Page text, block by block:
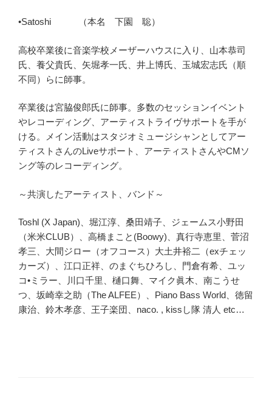
•Satoshi （本名 下園 聡）
高校卒業後に音楽学校メーザーハウスに入り、山本恭司
氏、養父貴氏、矢堀孝一氏、井上博氏、玉城宏志氏（順
不同）らに師事。
卒業後は宮脇俊郎氏に師事。多数のセッションイベント
やレコーディング、アーティストライヴサポートを手が
ける。メイン活動はスタジオミュージシャンとしてアー
ティストさんのLiveサポート、アーティストさんやCMソ
ング等のレコーディング。
～共演したアーティスト、バンド～
Toshl (X Japan)、堀江淳、桑田靖子、ジェームス小野田
（米米CLUB）、高橋まこと(Boowy)、真行寺恵里、菅沼
孝三、大間ジロー（オフコース）大土井裕二（exチェッ
カーズ）、江口正祥、のまぐちひろし、門倉有希、ユッ
コ•ミラー、川口千里、樋口舞、マイク眞木、南こうせ
つ、坂崎幸之助（The ALFEE）、Piano Bass World、徳留
康治、鈴木孝彦、王子楽団、naco. , kissし隊 清人 etc…